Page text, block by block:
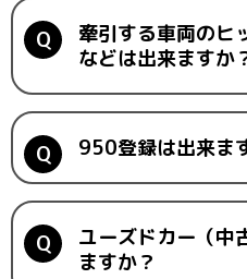
牽引する車両のヒ
などは出来ますか
950登録は出来ま
ユーズドカー（中
ますか？